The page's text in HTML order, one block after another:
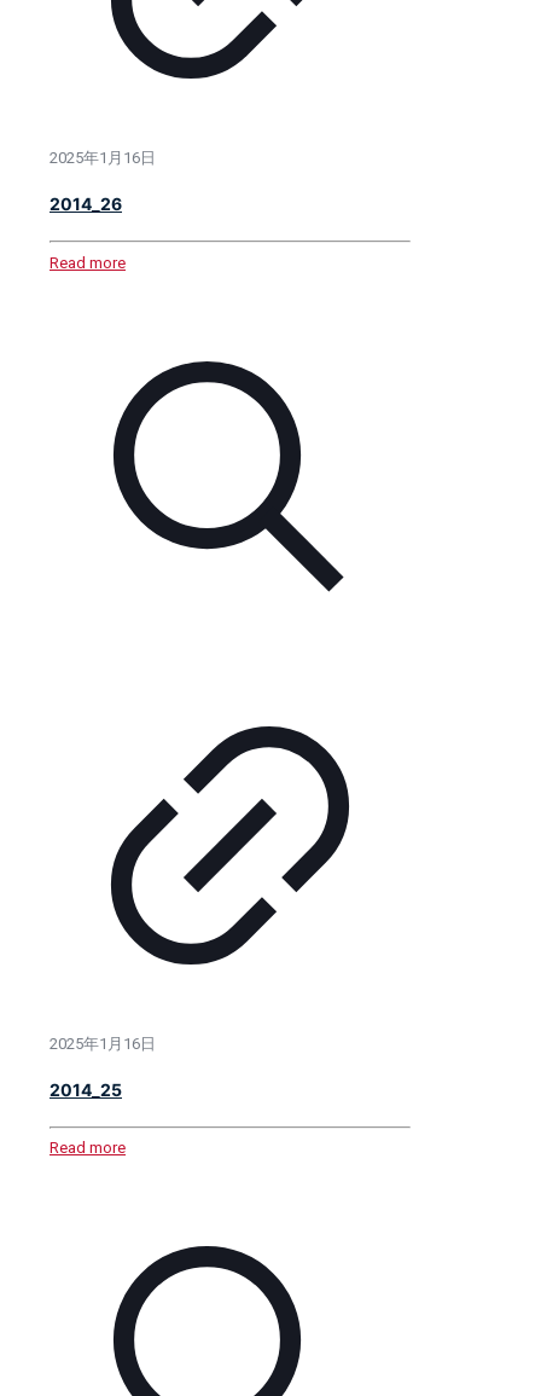
2025年1月16日
2014_26
Read more
2025年1月16日
2014_25
Read more